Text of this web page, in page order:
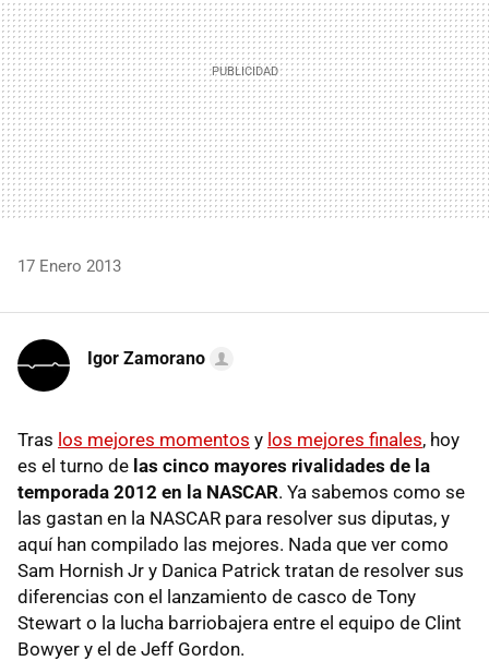
17 Enero 2013
Igor Zamorano
Tras los mejores momentos y los mejores finales, hoy
es el turno de las cinco mayores rivalidades de la
temporada 2012 en la NASCAR. Ya sabemos como se
las gastan en la NASCAR para resolver sus diputas, y
aquí han compilado las mejores. Nada que ver como
Sam Hornish Jr y Danica Patrick tratan de resolver sus
diferencias con el lanzamiento de casco de Tony
Stewart o la lucha barriobajera entre el equipo de Clint
Bowyer y el de Jeff Gordon.